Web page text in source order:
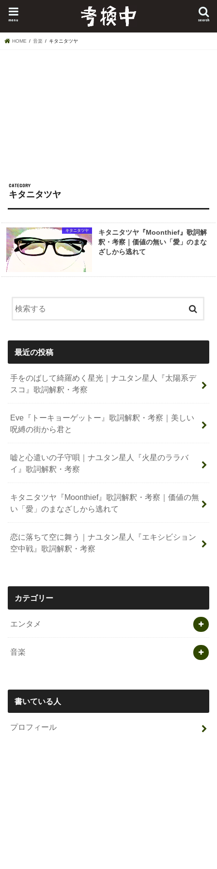
search
menu
HOME 音楽 キタニタツヤ
キタニタツヤ
キタニタツヤ
キタニタツヤ『Moonthief』歌詞解
釈・考察｜価値の無い「愛」のまな
ざしから逃れて
最近の投稿
手をのばして綺羅めく星光｜ナユタン星人『太陽系デ
スコ』歌詞解釈・考察
Eve『トーキョーゲットー』歌詞解釈・考察｜美しい
呪縛の街から君と
嘘と心遣いの子守唄｜ナユタン星人『火星のララバ
イ』歌詞解釈・考察
キタニタツヤ『Moonthief』歌詞解釈・考察｜価値の無
い「愛」のまなざしから逃れて
恋に落ちて空に舞う｜ナユタン星人『エキシビション
空中戦』歌詞解釈・考察
カテゴリー
エンタメ
音楽
書いている人
プロフィール